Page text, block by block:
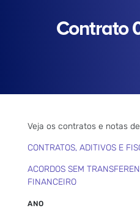
Contrato
Veja os contratos e notas
CONTRATOS, ADITIVOS E
ACORDOS SEM
FINANCEIRO
ANO